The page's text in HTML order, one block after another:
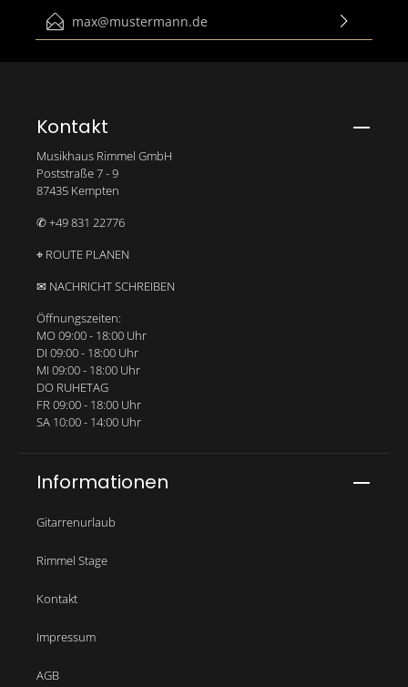
E-Mail-Adresse*
Kontakt
Musikhaus Rimmel GmbH
Poststraße 7 - 9
87435 Kempten
✆ +49 831 22776
⌖ ROUTE PLANEN
✉ NACHRICHT SCHREIBEN
Öffnungszeiten:
MO 09:00 - 18:00 Uhr
DI 09:00 - 18:00 Uhr
MI 09:00 - 18:00 Uhr
DO RUHETAG
FR 09:00 - 18:00 Uhr
SA 10:00 - 14:00 Uhr
Informationen
Gitarrenurlaub
Rimmel Stage
Kontakt
Impressum
AGB